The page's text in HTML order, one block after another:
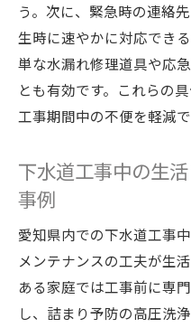
う。次に、緊急時の連絡
生時に速やかに対応でき
単な水漏れ修理道具や応
とも有効です。これらの
工事期間中の不便を軽減で
下水道工事中の生
事例
愛知県内での下水道工事
メンテナンスの工夫が生
ある家庭では工事前に専
し、詰まり予防の高圧洗